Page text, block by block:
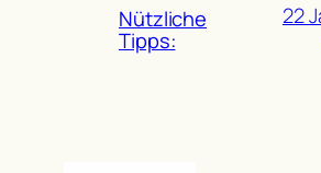
Nützliche
Tipps:
22